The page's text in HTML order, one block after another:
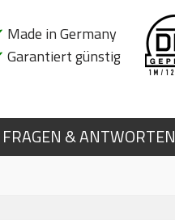
Made in Germany
Garantiert günstig
FRAGEN & ANTWORTEN